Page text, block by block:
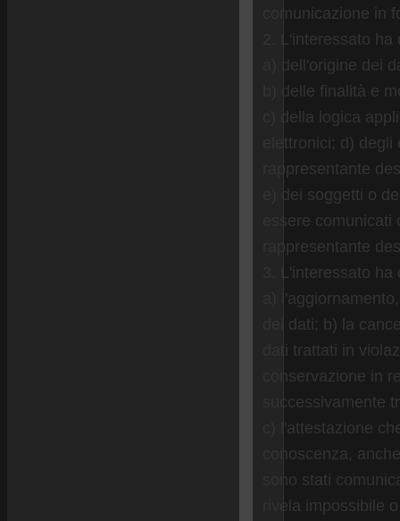
comunicazione in
2. L'interessato
a) dell'origine dei
b) delle finalità e
c) della logica
elettronici; d)
rappresentante
e) dei soggetti o
essere
rappresentante
3. L'interessato
a)
dei dati; b) la
dati trattati in
conservazione in
successivamente
c) l'attestazione
conoscenza,
sono stati
rivela impossibile